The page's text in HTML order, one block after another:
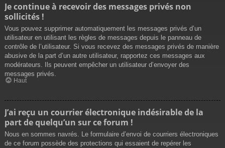
Je continue à recevoir des messages privés non
sollicités !
Vous pouvez supprimer automatiquement les messages privés d’un
utilisateur en utilisant les règles de messages depuis le panneau de
contrôle de l’utilisateur. Si vous recevez des messages privés de manière
abusive de la part d’un autre utilisateur, rapportez ces messages aux
modérateurs. Ils peuvent empêcher un utilisateur d’envoyer des
messages privés.
Haut
J’ai reçu un courrier électronique indésirable de la
part de quelqu’un sur ce forum !
Nous en sommes navrés. Le formulaire d’envoi de courriers électroniques
de ce forum possède des protections qui essaient de repérer les